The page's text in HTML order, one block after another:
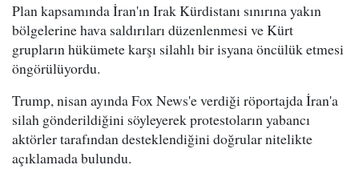
Plan kapsamında İran'ın Irak Kürdistanı sınırına yakın
bölgelerine hava saldırıları düzenlenmesi ve Kürt
grupların hükümete karşı silahlı bir isyana öncülük etmesi
öngörülüyordu.
Trump, nisan ayında Fox News'e verdiği röportajda İran'a
silah gönderildiğini söyleyerek protestoların yabancı
aktörler tarafından desteklendiğini doğrular nitelikte
açıklamada bulundu.